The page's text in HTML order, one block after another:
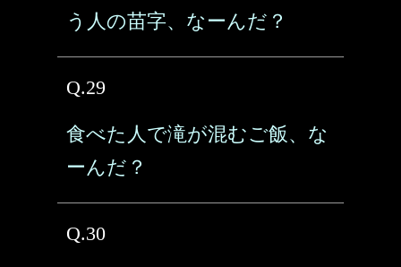
う人の苗字、なーんだ？
Q.29
食べた人で滝が混むご飯、な
ーんだ？
Q.30